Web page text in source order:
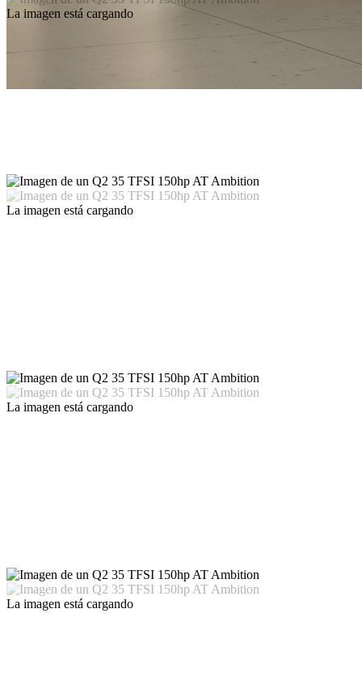
La imagen está cargando
La imagen está cargando
La imagen está cargando
La imagen está cargando